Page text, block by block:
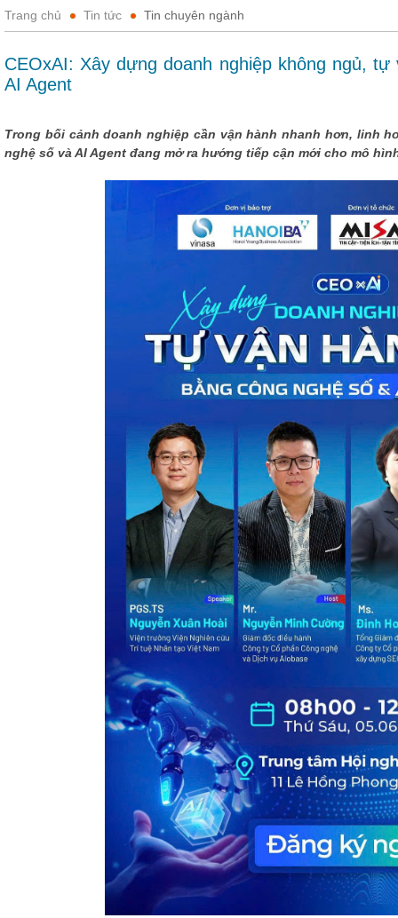
Trang chủ Tin tức Tin chuyên ngành
CEOxAI: Xây dựng doanh nghiệp không ngủ,
AI Agent
Trong bối cảnh doanh nghiệp cần vận hành nhanh hơn, linh
nghệ số và AI Agent đang mở ra hướng tiếp cận mới cho mô